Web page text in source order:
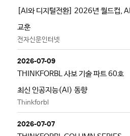
[AI와 디지털전환] 2026년 월드컵,
교훈
전자신문인터넷
2026-07-09
THINKFORBL 사보 기술 파트 60호
최신 인공지능(AI) 동향
Thinkforbl
2026-07-07